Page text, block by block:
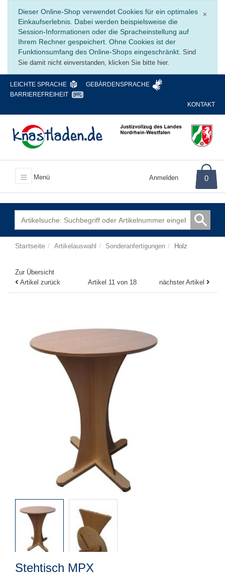
×
Dieser Online-Shop verwendet Cookies für ein optimales
Einkaufserlebnis. Dabei werden beispielsweise die
Session-Informationen oder die Spracheinstellung auf
Ihrem Rechner gespeichert. Ohne Cookies ist der
Funktionsumfang des Online-Shops eingeschränkt. Sind
Sie damit nicht einverstanden, klicken Sie bitte hier.
LEICHTE SPRACHE
GEBÄRDENSPRACHE
BARRIEREFREIHEIT
KONTAKT
Menü Anmelden 0
Startseite Artikelauswahl Sonderanfertigungen Holz
Zur Übersicht
Artikel zurück
Artikel 11 von 18 nächster Artikel
Stehtisch MPX